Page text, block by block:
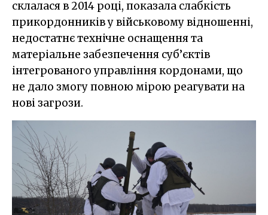
склалася в 2014 році, показала слабкість
прикордонників у військовому відношенні,
недостатнє технічне оснащення та
матеріальне забезпечення суб’єктів
інтегрованого управління кордонами, що
не дало змогу повною мірою реагувати на
нові загрози.